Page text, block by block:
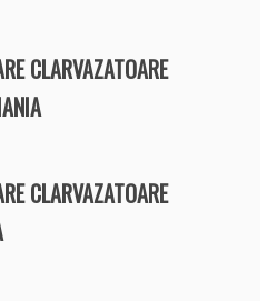
CLARVAZATOARE
CLARVAZATOARE